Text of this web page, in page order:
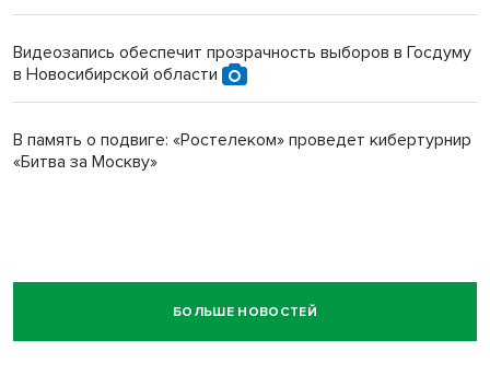
Видеозапись обеспечит прозрачность выборов в Госдуму
в Новосибирской области
В память о подвиге: «Ростелеком» проведет кибертурнир
«Битва за Москву»
БОЛЬШЕ НОВОСТЕЙ